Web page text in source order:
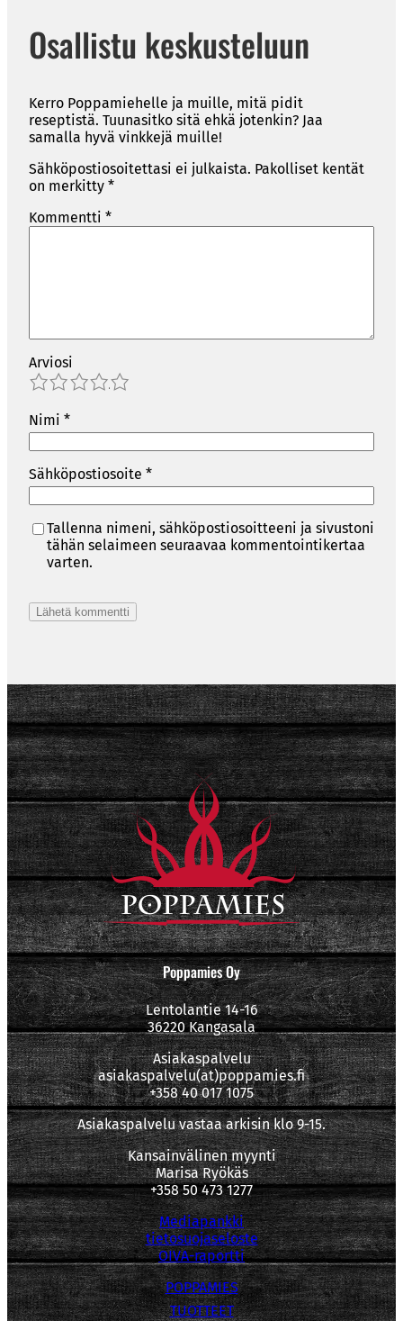
Osallistu keskusteluun
Kerro Poppamiehelle ja muille, mitä pidit
reseptistä. Tuunasitko sitä ehkä jotenkin? Jaa
samalla hyvä vinkkejä muille!
Sähköpostiosoitettasi ei julkaista. Pakolliset kentät
on merkitty *
Kommentti *
Arviosi
4
3
2
1
Nimi *
Sähköpostiosoite *
Tallenna nimeni, sähköpostiosoitteeni ja sivustoni
tähän selaimeen seuraavaa kommentointikertaa
varten.
Poppamies Oy
Lentolantie 14-16
36220 Kangasala
Asiakaspalvelu
asiakaspalvelu(at)poppamies.fi
+358 40 017 1075
Asiakaspalvelu vastaa arkisin klo 9-15.
Kansainvälinen myynti
Marisa Ryökäs
+358 50 473 1277
Mediapankki
tietosuojaseloste
OIVA-raportti
POPPAMIES
TUOTTEET